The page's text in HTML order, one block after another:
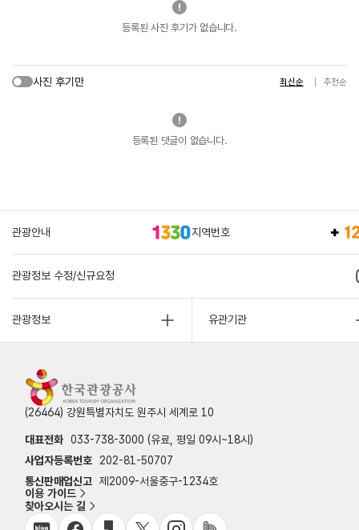
등록된 사진 후기가 없습니다.
사진 후기만 최신순 추천순
등록된 댓글이 없습니다.
관광안내 지역번호
관광정보 수정/신규요청
관광정보 유관기관
(26464) 강원특별자치도 원주시 세계로 10
대표전화 033-738-3000 (유료, 평일 09시~18시)
사업자등록번호
202-81-50707
통신판매업신고 제2009-서울중구-1234호
이용 가이드
찾아오시는 길